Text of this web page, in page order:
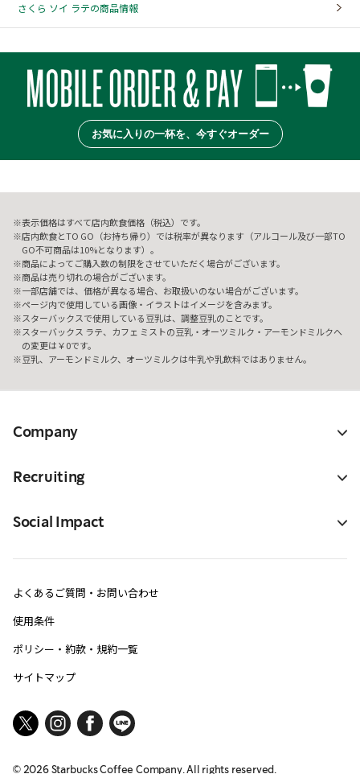
さくら ソイ ラテの商品情報
お気に入りの一杯を、今すぐオーダー
表示価格はすべて店内飲食価格（税込）です。
店内飲食とTO GO（お持ち帰り）では税率が異なります（アルコール及び一部TO
GO不可商品は10%となります）。
商品によってご購入数の制限をさせていただく場合がございます。
商品は売り切れの場合がございます。
一部店舗では、価格が異なる場合、お取扱いのない場合がございます。
ページ内で使用している画像・イラストはイメージを含みます。
スターバックスで使用している豆乳は、調整豆乳のことです。
スターバックス ラテ、カフェ ミストの豆乳・オーツミルク・アーモンドミルクへ
の変更は￥0です。
豆乳、アーモンドミルク、オーツミルクは牛乳や乳飲料ではありません。
Company
Recruiting
Social Impact
よくあるご質問・お問い合わせ
使用条件
ポリシー・約款・規約一覧
サイトマップ
© 2026Starbucks Coffee Company. All rights reserved.